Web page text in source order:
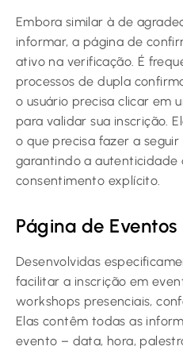
Embora similar à de
informar, a página de
ativo na verificação. É
processos de dupla
o usuário precisa clicar em
para validar sua inscrição.
o que precisa fazer a
garantindo a autenticidade
consentimento explícito.
Página de Eventos
Desenvolvidas
facilitar a inscrição em
workshops presenciais,
Elas contêm todas as
evento – data, hora,